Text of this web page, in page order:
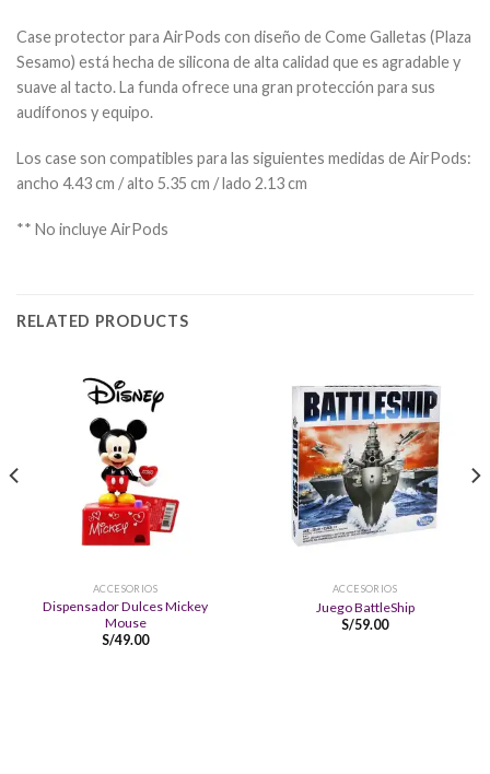
Case protector para AirPods con diseño de Come Galletas (Plaza
Sesamo) está hecha de silicona de alta calidad que es agradable y
suave al tacto. La funda ofrece una gran protección para sus
audífonos y equipo.
Los case son compatibles para las siguientes medidas de AirPods:
ancho 4.43 cm / alto 5.35 cm / lado 2.13 cm
** No incluye AirPods
RELATED PRODUCTS
ACCESORIOS
Dispensador Dulces Mickey
Mouse
S/49.00
ACCESORIOS
Juego BattleShip
S/59.00